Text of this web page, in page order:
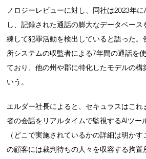
ノロジーレビューに対し、同社は2023年
し、記録された通話の膨大なデータベース
練して犯罪活動を検出していると語った。
所システムの収監者による7年間の通話を
ており、他の州や郡に特化したモデルの構
いう。
エルダー社長によると、セキュラスはこれ
者の会話をリアルタイムで監視するAIツー
（どこで実施されているかの詳細は明か
の顧客には裁判待ちの人々を収容する拘